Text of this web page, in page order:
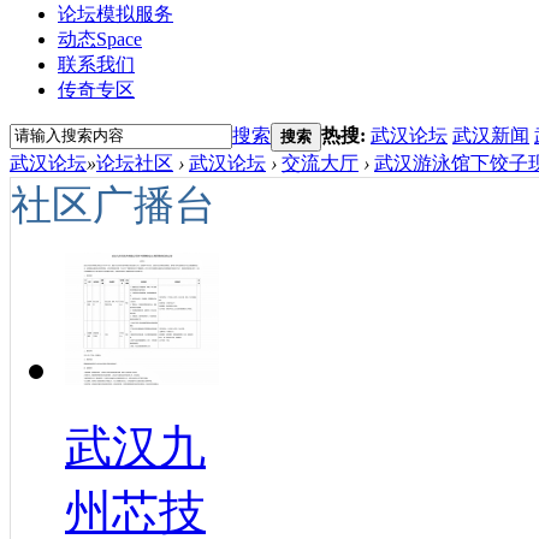
论坛模拟服务
动态Space
联系我们
传奇专区
搜索 搜索 热搜: 武汉论坛 武汉新闻
武汉论坛»论坛社区 › 武汉论坛 › 交流大厅 › 武汉游泳馆下饺子
社区广播台
武汉九
州芯技